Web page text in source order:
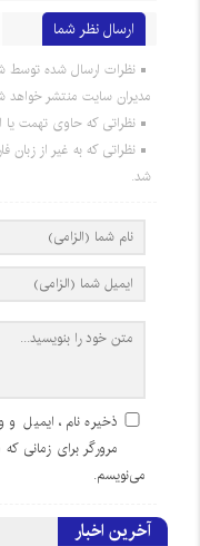
ارسال نظر شما
نظرات ارسال شده توسط
مدیران سایت منتشر خواهد
نظراتی که حاوی تهمت یا
نظراتی که به غیر از زبان
شد.
ذخیره نام، ایمیل
مرورگر برای زمانی که
می‌نویسم.
آخرین اخبار